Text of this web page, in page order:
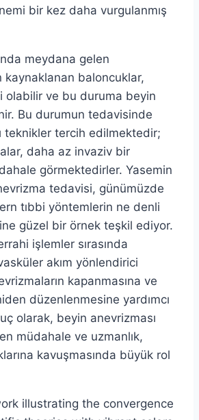
bir kez daha vurgulanmış
meydana gelen
kaynaklanan baloncuklar,
olabilir ve bu duruma beyin
Bu durumun tedavisinde
teknikler tercih edilmektedir;
daha az invaziv bir
görmektedirler. Yasemin
tedavisi, günümüzde
tıbbi yöntemlerin ne denli
güzel bir örnek teşkil ediyor.
işlemler sırasında
akım yönlendirici
kapanmasına ve
düzenlenmesine yardımcı
olarak, beyin anevrizması
müdahale ve uzmanlık,
kavuşmasında büyük rol